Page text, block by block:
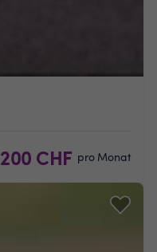
200 CHF pro Monat